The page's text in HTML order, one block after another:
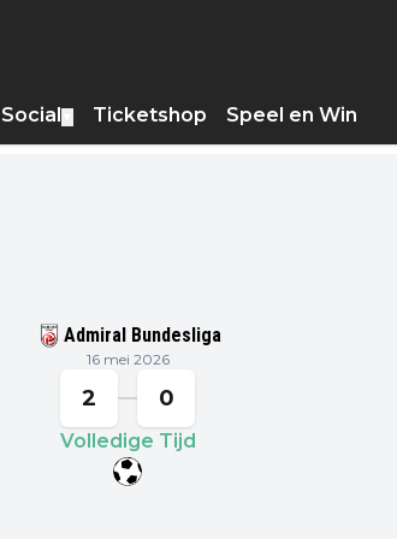
Social Ticketshop Speel en Win
Admiral Bundesliga
16 mei 2026
2 0
Volledige Tijd